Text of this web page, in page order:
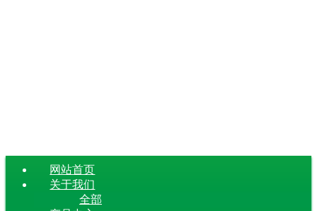
网站首页
关于我们
全部